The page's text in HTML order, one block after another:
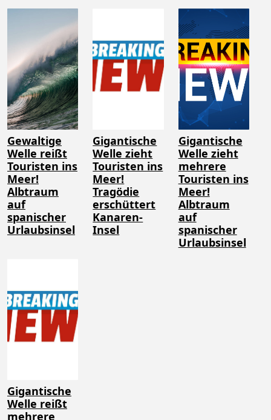
Gewaltige
Welle reißt
Touristen ins
Meer!
Albtraum
auf
spanischer
Urlaubsinsel
Gigantische
Welle zieht
Touristen ins
Meer!
Tragödie
erschüttert
Kanaren-
Insel
Gigantische
Welle zieht
mehrere
Touristen ins
Meer!
Albtraum
auf
spanischer
Urlaubsinsel
Gigantische
Welle reißt
mehrere